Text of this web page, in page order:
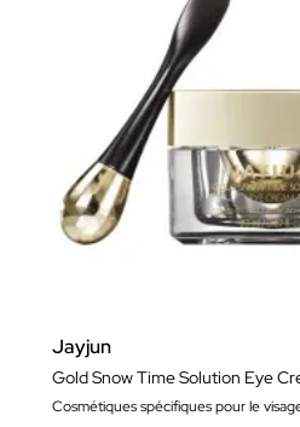
Jayjun
Gold Snow Time Solution Eye
Cosmétiques spécifiques pour le